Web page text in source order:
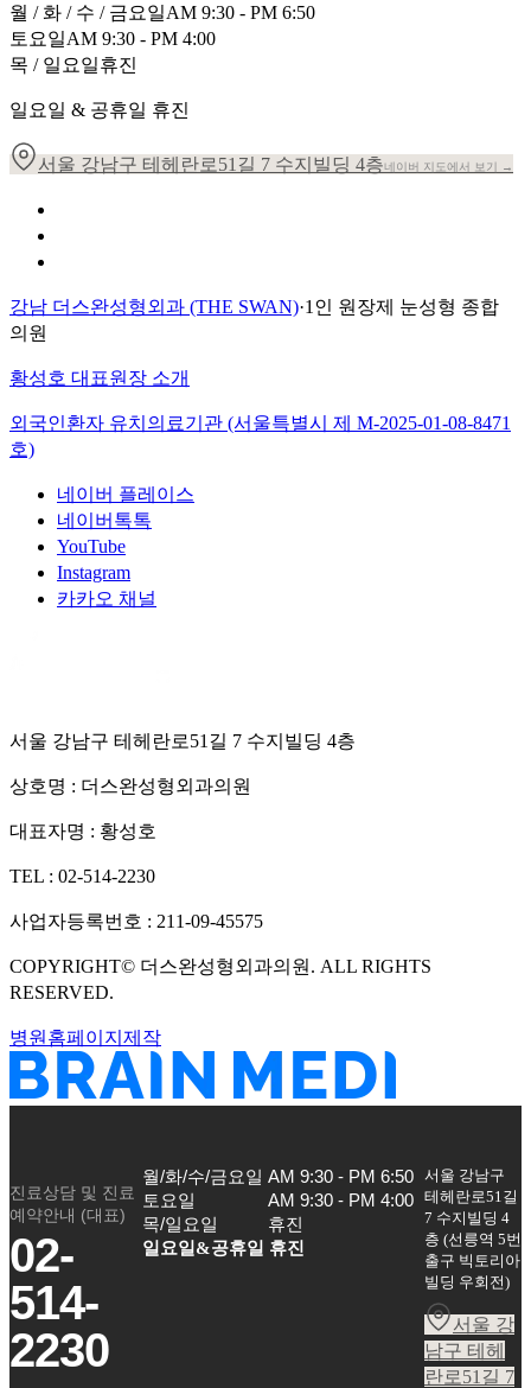
월 / 화 / 수 / 금요일AM 9:30 - PM 6:50
토요일AM 9:30 - PM 4:00
목 / 일요일휴진
일요일 & 공휴일 휴진
서울 강남구 테헤란로51길 7 수지빌딩 4층네이버 지도에서 보기 →
강남 더스완성형외과 (THE SWAN)·1인 원장제 눈성형 종합
의원
황성호 대표원장 소개
외국인환자 유치의료기관 (서울특별시 제 M-2025-01-08-8471
호)
네이버 플레이스
네이버톡톡
YouTube
Instagram
카카오 채널
서울 강남구 테헤란로51길 7 수지빌딩 4층
상호명 : 더스완성형외과의원
대표자명 : 황성호
TEL : 02-514-2230
사업자등록번호 : 211-09-45575
COPYRIGHT© 더스완성형외과의원 . ALL RIGHTS
RESERVED.
병원홈페이지제작
진료상담 및 진료
예약안내 (대표)
02-
514-
2230
월/화/수/금요일
토요일
목/일요일
AM 9:30 - PM 6:50
AM 9:30 - PM 4:00
휴진
일요일&공휴일 휴진
서울 강남구
테헤란로51길
7 수지빌딩 4
층 (선릉역 5번
출구 빅토리아
빌딩 우회전)
서울 강
남구 테헤
란로51길 7